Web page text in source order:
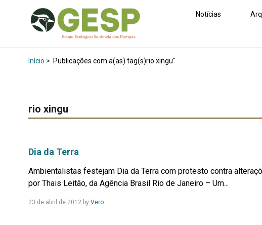
Notícias
Início > Publicações com a(as) tag(s)rio xingu"
rio xingu
Dia da Terra
Ambientalistas festejam Dia da Terra com protesto contra
por Thais Leitão, da Agência Brasil Rio de Janeiro – Um...
23 de abril de 2012 by VeroLeia